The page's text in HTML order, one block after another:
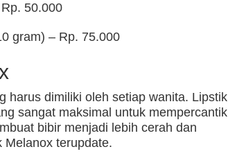
50.000
gram) – Rp. 75.000
harus dimiliki oleh setiap wanita. Lipstik
sangat maksimal untuk mempercantik
bibir menjadi lebih cerah dan
Melanox terupdate.